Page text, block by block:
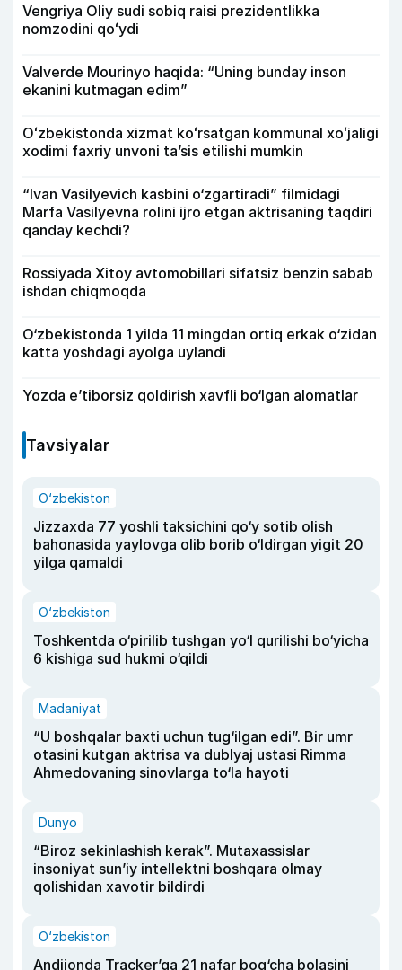
Vengriya Oliy sudi sobiq raisi prezidentlikka
nomzodini qoʻydi
Valverde Mourinyo haqida: “Uning bunday inson
ekanini kutmagan edim”
Oʻzbekistonda xizmat koʻrsatgan kommunal xoʻjaligi
xodimi faxriy unvoni taʼsis etilishi mumkin
“Ivan Vasilyevich kasbini o‘zgartiradi” filmidagi
Marfa Vasilyevna rolini ijro etgan aktrisaning taqdiri
qanday kechdi?
Rossiyada Xitoy avtomobillari sifatsiz benzin sabab
ishdan chiqmoqda
O‘zbekistonda 1 yilda 11 mingdan ortiq erkak o‘zidan
katta yoshdagi ayolga uylandi
Yozda e’tiborsiz qoldirish xavfli bo‘lgan alomatlar
Tavsiyalar
O‘zbekiston
Jizzaxda 77 yoshli taksichini qo‘y sotib olish
bahonasida yaylovga olib borib o‘ldirgan yigit 20
yilga qamaldi
O‘zbekiston
Toshkentda o‘pirilib tushgan yo‘l qurilishi bo‘yicha
6 kishiga sud hukmi o‘qildi
Madaniyat
“U boshqalar baxti uchun tug‘ilgan edi”. Bir umr
otasini kutgan aktrisa va dublyaj ustasi Rimma
Ahmedovaning sinovlarga to‘la hayoti
Dunyo
“Biroz sekinlashish kerak”. Mutaxassislar
insoniyat sun’iy intellektni boshqara olmay
qolishidan xavotir bildirdi
O‘zbekiston
Andijonda Tracker’ga 21 nafar bog‘cha bolasini